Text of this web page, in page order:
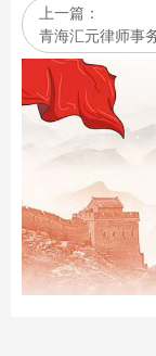
上一篇：
青海汇元律师事